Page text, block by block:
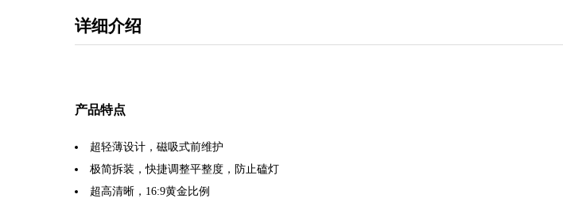
详细介绍
产品特点
超轻薄设计，磁吸式前维护
极简拆装，快捷调整平整度，防止磕灯
超高清晰，16:9黄金比例